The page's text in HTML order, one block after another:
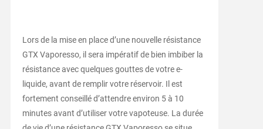
Lors de la mise en place d’une nouvelle résistance
GTX Vaporesso, il sera impératif de bien imbiber la
résistance avec quelques gouttes de votre e-
liquide, avant de remplir votre réservoir. Il est
fortement conseillé d’attendre environ 5 à 10
minutes avant d’utiliser votre vapoteuse. La durée